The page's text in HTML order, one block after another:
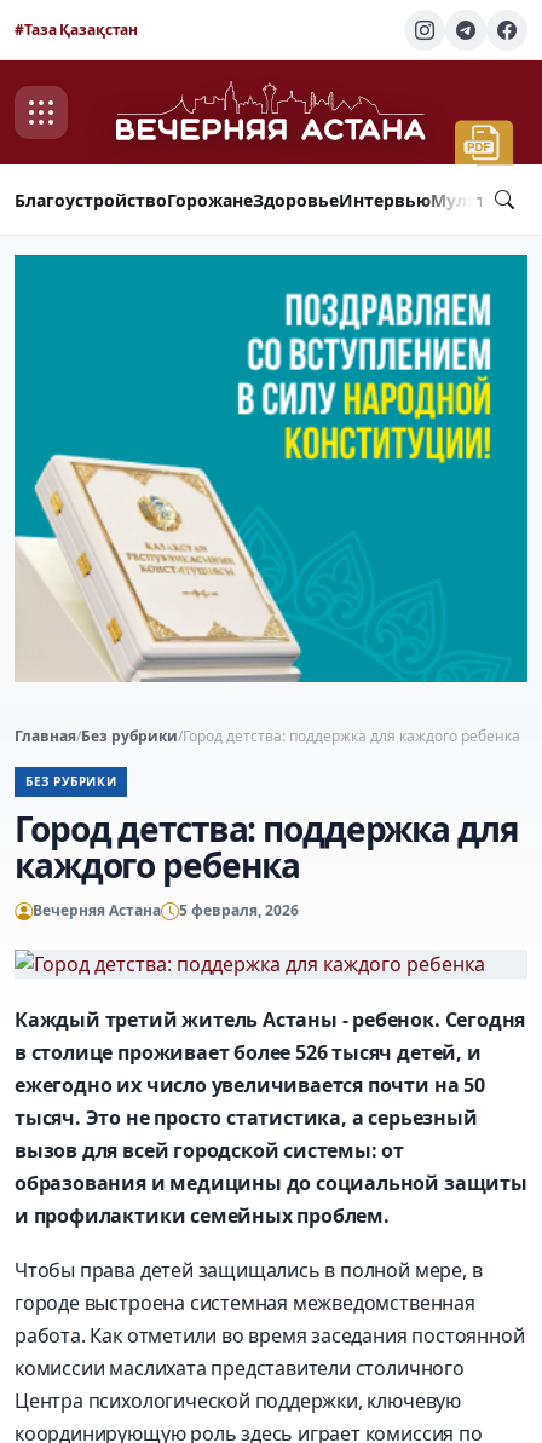
#Таза Қазақстан
БлагоустройствоГорожанеЗдоровьеИнтервью
Главная/Без рубрики/Город детства: поддержка для каждого ребенка
БЕЗ РУБРИКИ
Город детства: поддержка для
каждого ребенка
Вечерняя Астана 5 февраля, 2026
Каждый третий житель Астаны - ребенок. Сегодня
в столице проживает более 526 тысяч детей, и
ежегодно их число увеличивается почти на 50
тысяч. Это не просто статистика, а серьезный
вызов для всей городской системы: от
образования и медицины до социальной защиты
и профилактики семейных проблем.
Чтобы права детей защищались в полной мере, в
городе выстроена системная межведомственная
работа. Как отметили во время заседания постоянной
комиссии маслихата представители столичного
Центра психологической поддержки, ключевую
координирующую роль здесь играет комиссия по